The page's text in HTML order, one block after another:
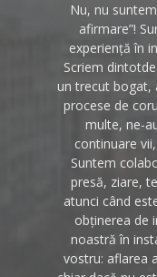
Nu, nu
afirmare”!
experiență în
Scriem
un trecut bogat,
procese de
multe, ne-
continuare
Suntem
presă, ziare,
atunci când
obținerea de
noastră în
vostru: aflarea